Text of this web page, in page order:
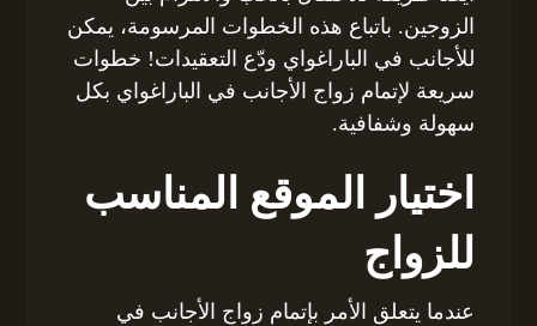
الزوجين. باتباع هذه الخطوات المرسومة، يمكن
للأجانب في الباراغواي ودّع التعقيدات! خطوات
سريعة لإتمام زواج الأجانب في الباراغواي بكل
سهولة وشفافية.
اختيار الموقع المناسب
للزواج
عندما يتعلق الأمر بإتمام زواج الأجانب في